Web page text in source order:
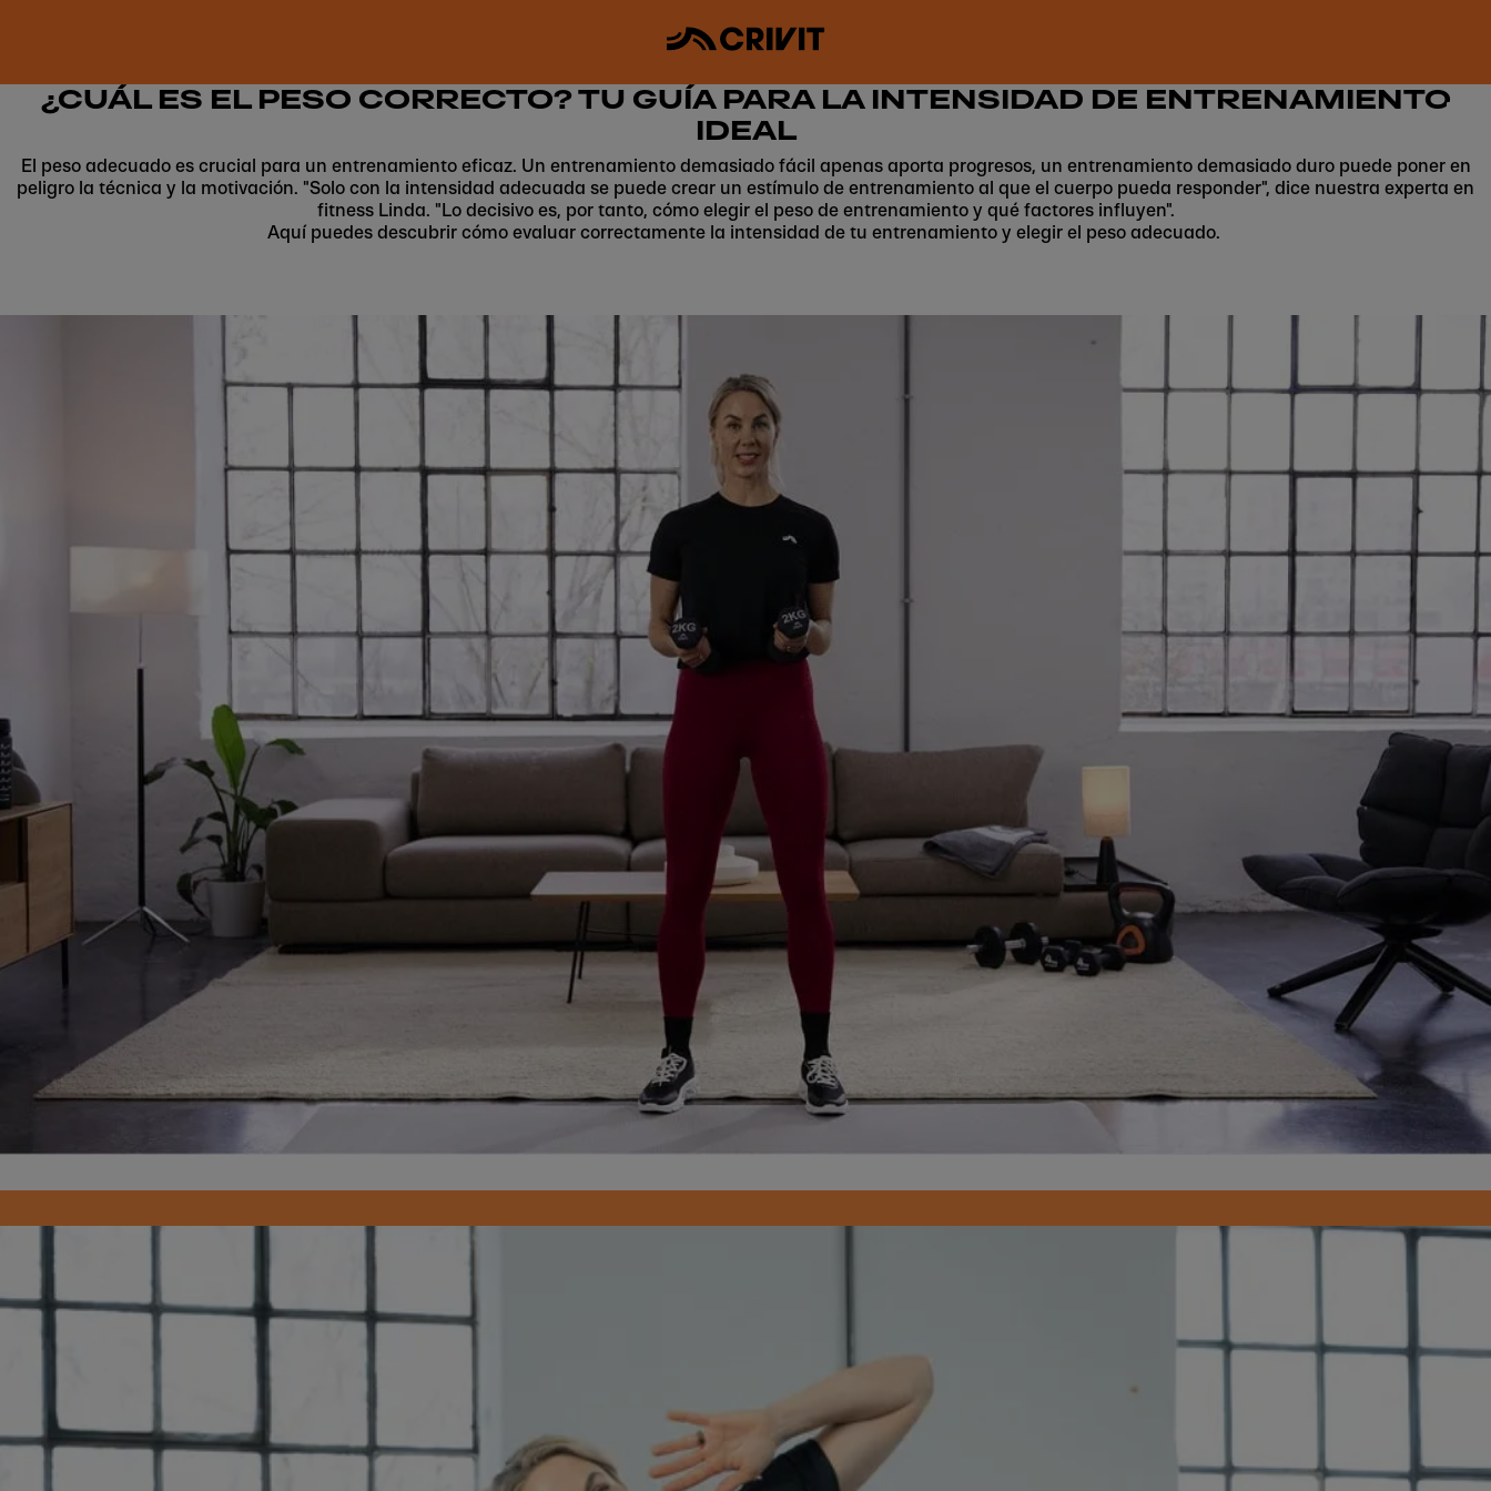
¿CUÁL ES EL PESO CORRECTO? TU GUÍA PARA LA INTENSIDAD DE ENTRENAMIENTO
IDEAL
El peso adecuado es crucial para un entrenamiento eficaz. Un entrenamiento demasiado fácil apenas aporta progresos, un entrenamiento demasiado duro puede poner en
peligro la técnica y la motivación. "Solo con la intensidad adecuada se puede crear un estímulo de entrenamiento al que el cuerpo pueda responder", dice nuestra experta en
fitness Linda. "Lo decisivo es, por tanto, cómo elegir el peso de entrenamiento y qué factores influyen".
Aquí puedes descubrir cómo evaluar correctamente la intensidad de tu entrenamiento y elegir el peso adecuado.